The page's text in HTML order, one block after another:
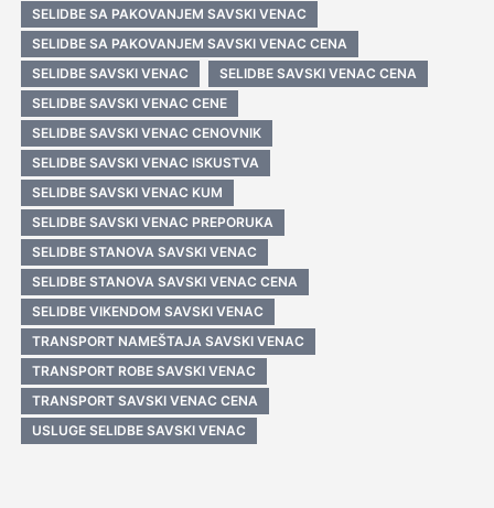
SELIDBE SA PAKOVANJEM SAVSKI VENAC
SELIDBE SA PAKOVANJEM SAVSKI VENAC CENA
SELIDBE SAVSKI VENAC
SELIDBE SAVSKI VENAC CENA
SELIDBE SAVSKI VENAC CENE
SELIDBE SAVSKI VENAC CENOVNIK
SELIDBE SAVSKI VENAC ISKUSTVA
SELIDBE SAVSKI VENAC KUM
SELIDBE SAVSKI VENAC PREPORUKA
SELIDBE STANOVA SAVSKI VENAC
SELIDBE STANOVA SAVSKI VENAC CENA
SELIDBE VIKENDOM SAVSKI VENAC
TRANSPORT NAMEŠTAJA SAVSKI VENAC
TRANSPORT ROBE SAVSKI VENAC
TRANSPORT SAVSKI VENAC CENA
USLUGE SELIDBE SAVSKI VENAC